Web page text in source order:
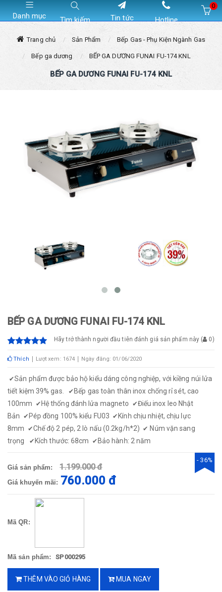
Danh mục Tìm kiếm Tin tức Hotline
0
Trang chủ Sản Phẩm Bếp Gas - Phụ Kiện Ngành Gas
Bếp ga dương BẾP GA DƯƠNG FUNAI FU-174 KNL
BẾP GA DƯƠNG FUNAI FU-174 KNL
BẾP GA DƯƠNG FUNAI FU-174 KNL
Hãy trở thành người đầu tiên đánh giá sản phẩm này ( 0)
Thích Lượt xem: 1674 Ngày đăng: 01/06/2020
✔Sản phẩm được bảo hộ kiểu dáng công nghiệp, với kiềng núi lửa
tiết kiệm 39% gas. ✔ Bếp gas toàn thân inox chống rỉ sét, cao
100mm ✔ Hệ thống đánh lửa magneto ✔Điếu inox leo Nhật
Bản ✔ Pép đồng 100% kiểu FU03 ✔ Kính chịu nhiệt, chịu lực
8mm ✔Chế độ 2 pép, 2 lò nấu (0.2kg/h*2) ✔ Núm vặn sang
trọng
✔ Kích thước: 68cm ✔ Bảo hành: 2 năm
Giá sản phẩm: 1.199.000 đ
Giá khuyến mãi: 760.000 đ
- 36%
Mã QR:
Mã sản phẩm: SP000295
THÊM VÀO GIỎ HÀNG MUA NGAY